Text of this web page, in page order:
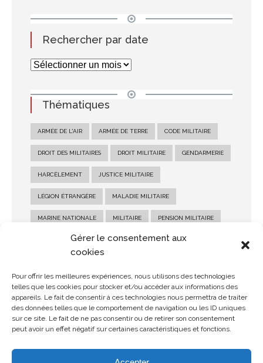
Gérer le consentement aux
cookies
Pour offrir les meilleures expériences, nous utilisons des technologies
telles que les cookies pour stocker et/ou accéder aux informations des
appareils. Le fait de consentir à ces technologies nous permettra de traiter
des données telles que le comportement de navigation ou les ID uniques
sur ce site. Le fait de ne pas consentir ou de retirer son consentement
peut avoir un effet négatif sur certaines caractéristiques et fonctions.
Rechercher par date
Thématiques
ARMÉE DE L'AIR ARMÉE DE TERRE CODE MILITAIRE
DROIT DES MILITAIRES DROIT MILITAIRE GENDARMERIE
HARCÈLEMENT JUSTICE MILITAIRE
LÉGION ÉTRANGÈRE MALADIE MILITAIRE
MARINE NATIONALE MILITAIRE PENSION MILITAIRE
PENSION MILITAIRE D'INVALIDITÉ RECOURS MILITAIRE
STATUT MILITAIRE